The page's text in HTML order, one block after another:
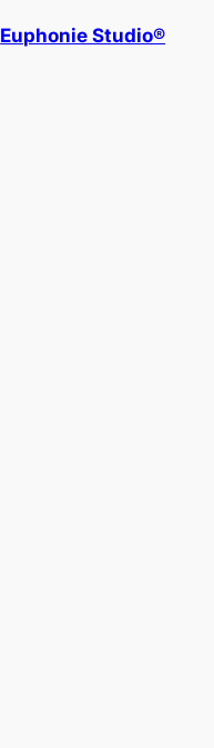
Euphonie Studio®